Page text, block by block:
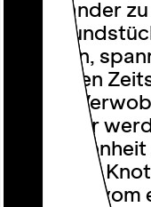
miteinander
nach
erzählen,
parallelen
unsere
erfahrbar
uns ist ein
und kann vom